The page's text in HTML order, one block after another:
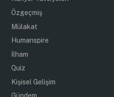
Özgeçmiş
Mülakat
Humanspire
İlham
Quiz
Kişisel Gelişim